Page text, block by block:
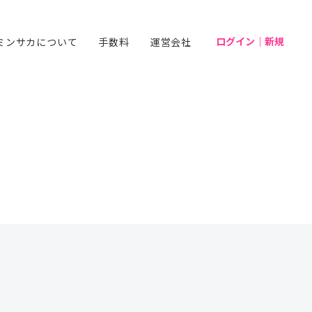
ンサカについて 手数料 運営会社 ログイン｜新規